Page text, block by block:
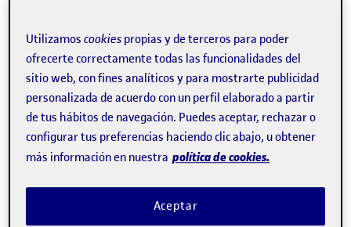
proyecto y una organización eficiente del uso de los
recursos nos ayudarán a acercarnos a nuestros
objetivos profesionales, reduciendo los riesgos y
costes al máximo.
El presupuesto de un proyecto
se encarga de decidir cuánto, cómo y cuándo se
utilizan los recursos con los que cuenta una
empresa, permitiendo una buena distribución de
las fuerzas con las que contamos. ¿Quieres saber
Utilizamoscookies propias y de terceros para poder
ofrecerte correctamente todas las funcionalidades del
sitio web, con fines analíticos y para mostrarte publicidad
personalizada de acuerdo con un perfil elaborado a partir
de tus hábitos de navegación. Puedes aceptar, rechazar o
configurar tus preferencias haciendo clic abajo, u obtener
más información en nuestra política de cookies.
Aceptar